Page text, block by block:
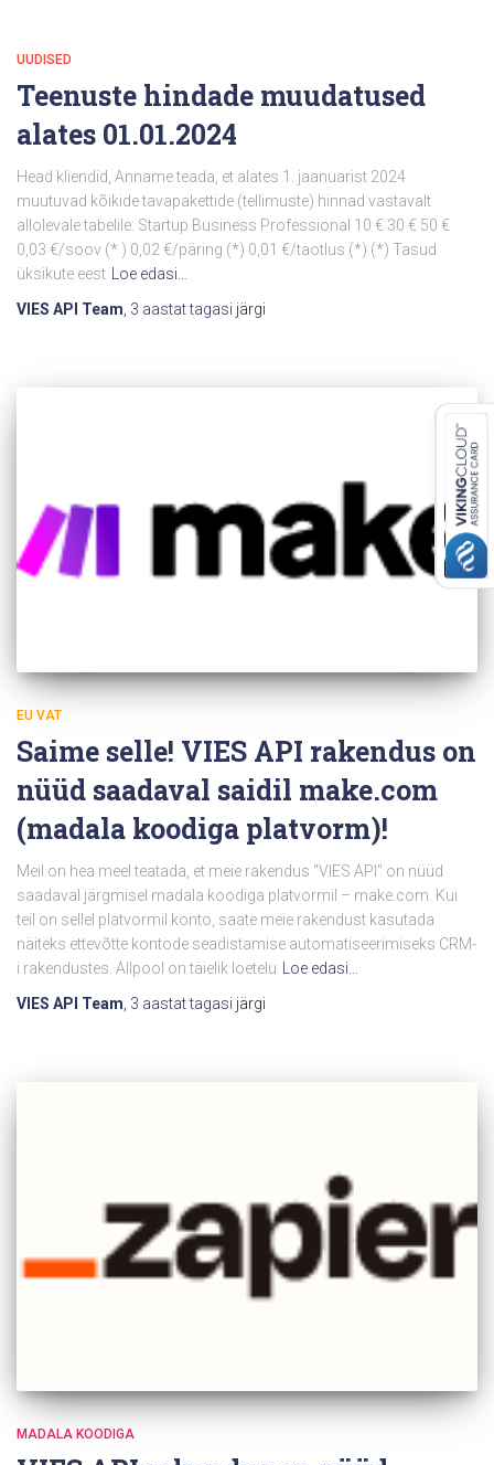
UUDISED
Teenuste hindade muudatused
alates 01.01.2024
Head kliendid, Anname teada, et alates 1. jaanuarist 2024
muutuvad kõikide tavapakettide (tellimuste) hinnad vastavalt
allolevale tabelile: Startup Business Professional 10 € 30 € 50 €
0,03 €/soov (* ) 0,02 €/päring (*) 0,01 €/taotlus (*) (*) Tasud
üksikute eest Loe edasi…
VIES API Team, 3 aastattagasi järgi
EU VAT
Saime selle! VIES API rakendus on
nüüd saadaval saidil make.com
(madala koodiga platvorm)!
Meil on hea meel teatada, et meie rakendus "VIES API" on nüüd
saadaval järgmisel madala koodiga platvormil – make.com. Kui
teil on sellel platvormil konto, saate meie rakendust kasutada
näiteks ettevõtte kontode seadistamise automatiseerimiseks CRM-
i rakendustes. Allpool on täielik loetelu Loe edasi…
VIES API Team, 3 aastattagasi järgi
MADALA KOODIGA